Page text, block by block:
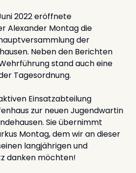
2022 eröffnete
Alexander Montag die
der
Neben den Berichten
stand auch eine
Tagesordnung.
Einsatzabteilung
zur neuen Jugendwartin
Sie übernimmt
Montag, dem wir an dieser
langjährigen und
danken möchten!